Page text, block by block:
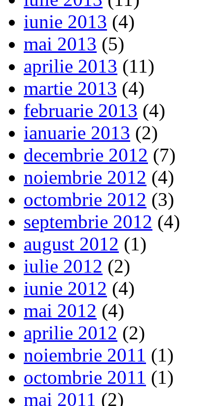
iunie 2013 (4)
mai 2013 (5)
aprilie 2013 (11)
martie 2013 (4)
februarie 2013 (4)
ianuarie 2013 (2)
decembrie 2012 (7)
noiembrie 2012 (4)
octombrie 2012 (3)
septembrie 2012 (4)
august 2012 (1)
iulie 2012 (2)
iunie 2012 (4)
mai 2012 (4)
aprilie 2012 (2)
noiembrie 2011 (1)
octombrie 2011 (1)
mai 2011 (2)